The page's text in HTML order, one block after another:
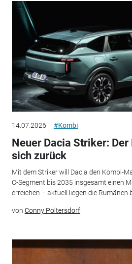
14.07.2026 #Kombi
Neuer Dacia Striker:
sich zurück
Mit dem Striker will Dacia den Kombi-
C-Segment bis 2035 insgesamt einen
erreichen – aktuell liegen die Rumänen
von Conny Poltersdorf